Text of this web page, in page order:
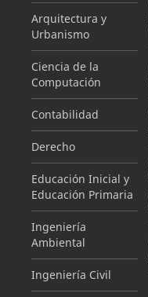
Arquitectura y
Urbanismo
Ciencia de la
Computación
Contabilidad
Derecho
Educación Inicial y
Educación Primaria
Ingeniería
Ambiental
Ingeniería Civil